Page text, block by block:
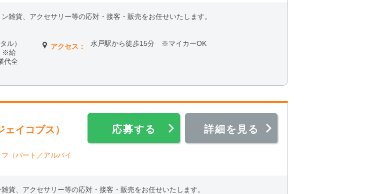
雑貨、アクセサリー等の応対・接客・販売をお任せいたします。
ル）
※給
代全
アクセス： 水戸駅から徒歩15分 ※マイカーOK
イコブス）
（パート／アルバイ
応募する 詳細を見る
貨、アクセサリー等の応対・接客・販売をお任せいたします。